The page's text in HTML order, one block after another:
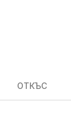
ОТКЪС